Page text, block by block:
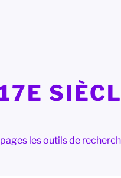
les outils de